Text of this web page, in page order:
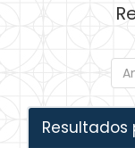
Resultados